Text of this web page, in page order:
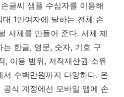
글씨 샘플 수십자를 이용해
1만여자에 달하는 전체 손
서체를 만들어 준다. 서체 제
한글, 영문, 숫자, 기호 구
, 이용 범위, 저작재산권 소유
수백만원까지 다양하다. 온
식 계정에선 모바일 앱에 손